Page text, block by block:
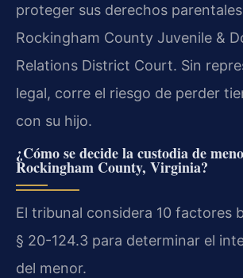
proteger sus derechos
Rockingham County Juvenile &
Relations District Court. Sin
legal, corre el riesgo de perder
con su hijo.
¿Cómo se decide la custodia de
Rockingham County, Virginia?
El tribunal considera 10 factores
§ 20-124.3 para determinar el
del menor.